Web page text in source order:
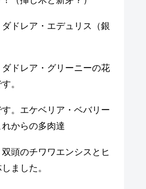
ドレア・エデュリス（銀
ドレア・グリーニーの花
。
。エケベリア・ベバリー
からの多肉達
頭のチワワエンシスとヒ
ました。